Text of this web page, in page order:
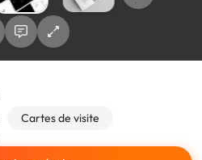
Cartes de visite